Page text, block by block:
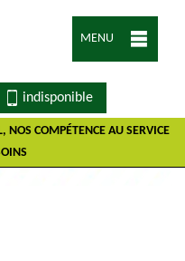
NOS COMPÉTENCE AU SERVICE
MENU
indisponible